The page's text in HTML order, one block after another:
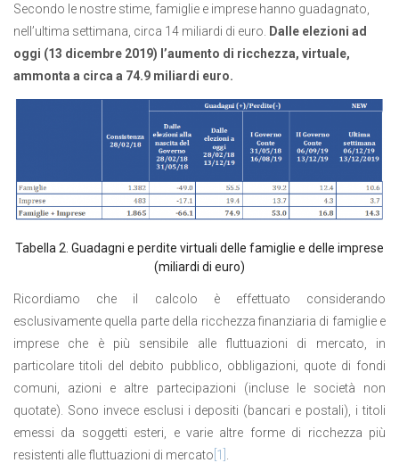
Secondo le nostre stime, famiglie e imprese hanno guadagnato,
nell’ultima settimana, circa 14 miliardi di euro. Dalle elezioni ad
oggi (13 dicembre 2019) l’aumento di ricchezza, virtuale,
ammonta a circa a 74.9 miliardi euro.
Tabella 2. Guadagni e perdite virtuali delle famiglie e delle imprese
(miliardi di euro)
Ricordiamo che il calcolo è effettuato considerando
esclusivamente quella parte della ricchezza finanziaria di famiglie e
imprese che è più sensibile alle fluttuazioni di mercato, in
particolare titoli del debito pubblico, obbligazioni, quote di fondi
comuni, azioni e altre partecipazioni (incluse le società non
quotate). Sono invece esclusi i depositi (bancari e postali), i titoli
emessi da soggetti esteri, e varie altre forme di ricchezza più
resistenti alle fluttuazioni di mercato [1]